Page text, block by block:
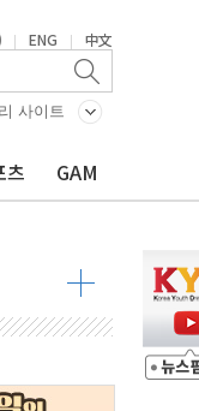
| ENG | 中文
사이트
츠 GAM